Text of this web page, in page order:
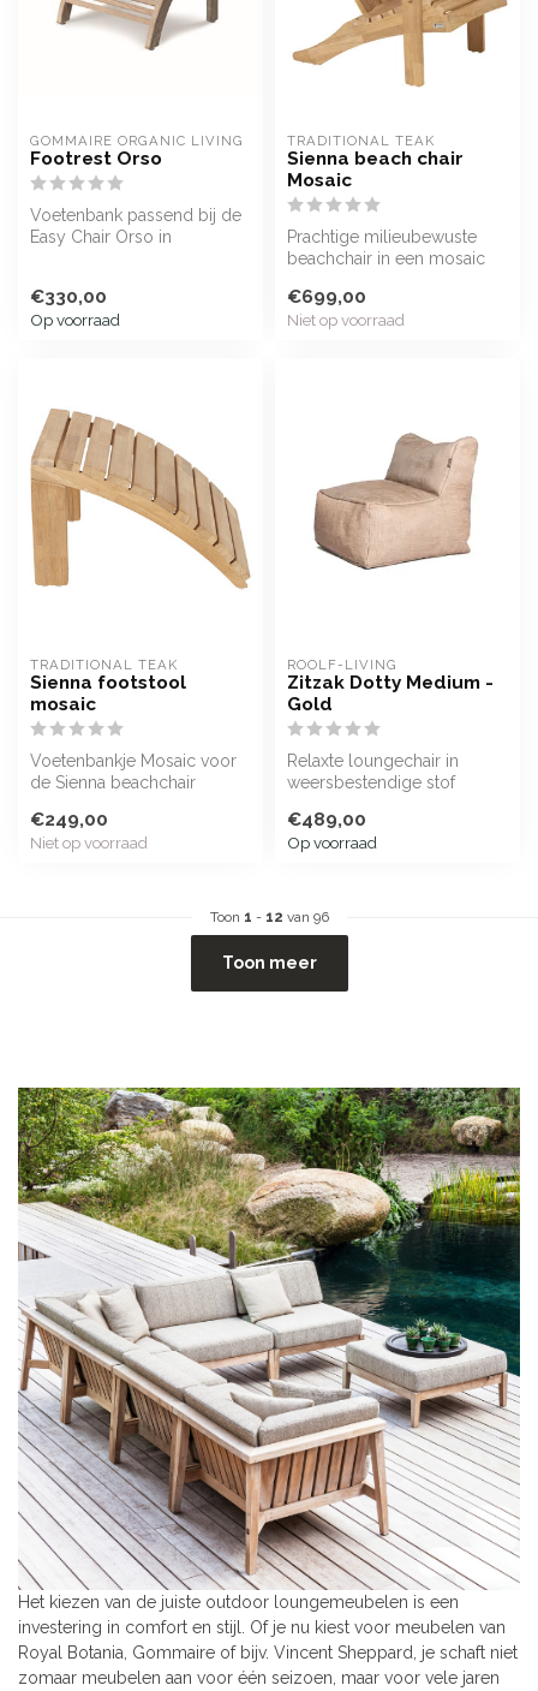
GOMMAIRE ORGANIC LIVING
Footrest Orso
Voetenbank passend bij de
Easy Chair Orso in
€330,00
Op voorraad
TRADITIONAL TEAK
Sienna beach chair
Mosaic
Prachtige milieubewuste
beachchair in een mosaic
blokjes...
€699,00
Niet op voorraad
TRADITIONAL TEAK
Sienna footstool
mosaic
Voetenbankje Mosaic voor
de Sienna beachchair
€249,00
Niet op voorraad
ROOLF-LIVING
Zitzak Dotty Medium -
Gold
Relaxte loungechair in
weersbestendige stof
€489,00
Op voorraad
Toon 1 - 12 van 96
Toon meer
Het kiezen van de juiste outdoor loungemeubelen is een
investering in comfort en stijl. Of je nu kiest voor meubelen van
Royal Botania, Gommaire of bijv. Vincent Sheppard, je schaft niet
zomaar meubelen aan voor één seizoen, maar voor vele jaren